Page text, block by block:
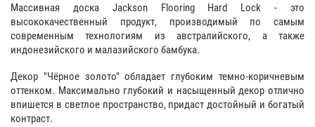
Массивная доска Jackson Flooring Hard Lock - это
высококачественный продукт, производимый по самым
современным технологиям из австралийского, а также
индонезийского и малазийского бамбука.
Декор "Чёрное золото" обладает глубоким темно-коричневым
оттенком. Максимально глубокий и насыщенный декор отлично
впишется в светлое пространство, придаст достойный и богатый
контраст.